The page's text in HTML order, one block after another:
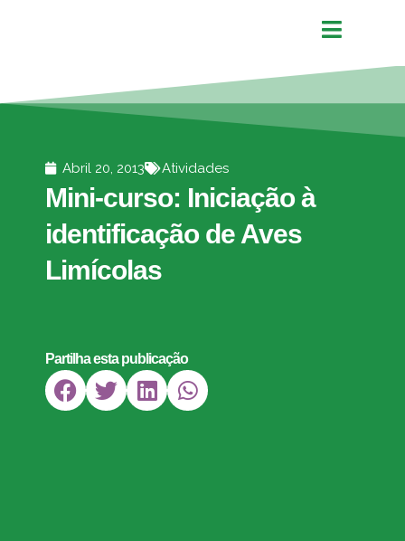
Abril 20, 2013 Atividades
Mini-curso: Iniciação à
identificação de Aves
Limícolas
Partilha esta publicação